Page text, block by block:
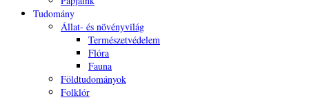
Tudomány
Állat- és növényvilág
Természetvédelem
Flóra
Fauna
Földtudományok
Folklór